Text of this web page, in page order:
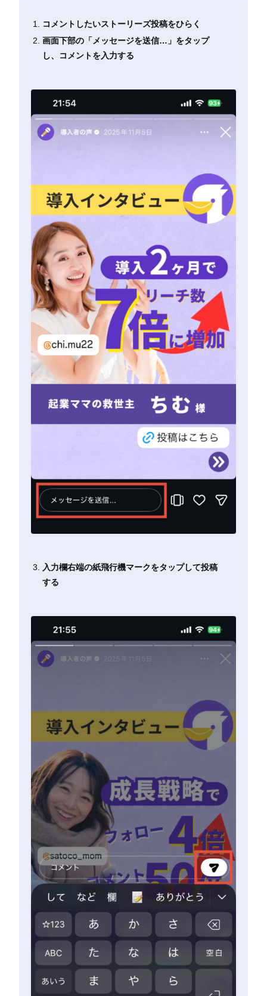
コメントしたいストーリーズ投稿をひらく
画面下部の「メッセージを送信…」をタップ
し、コメントを入力する
入力欄右端の紙飛行機マークをタップして投稿
する